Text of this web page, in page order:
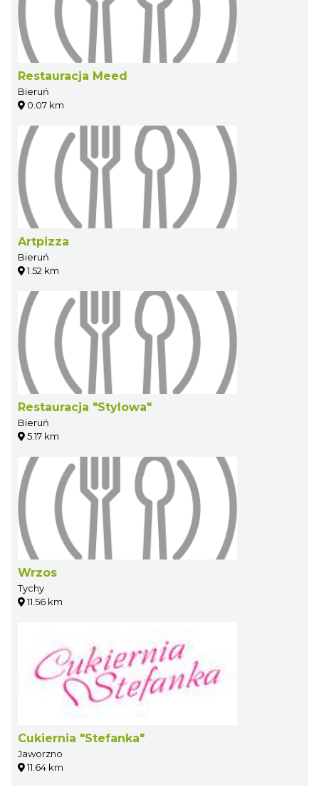
Restauracja Meed
Bieruń
0.07 km
Artpizza
Bieruń
1.52 km
Restauracja "Stylowa"
Bieruń
5.17 km
Wrzos
Tychy
11.56 km
Cukiernia "Stefanka"
Jaworzno
11.64 km